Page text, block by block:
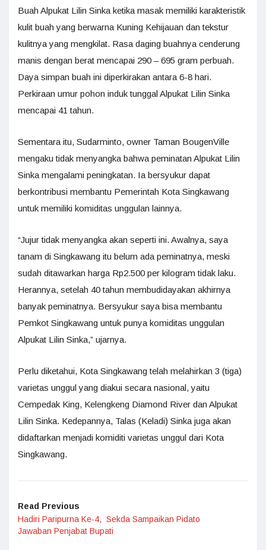
Buah Alpukat Lilin Sinka ketika masak memiliki karakteristik
kulit buah yang berwarna Kuning Kehijauan dan tekstur
kulitnya yang mengkilat. Rasa daging buahnya cenderung
manis dengan berat mencapai 290 – 695 gram perbuah.
Daya simpan buah ini diperkirakan antara 6-8 hari.
Perkiraan umur pohon induk tunggal Alpukat Lilin Sinka
mencapai 41 tahun.
Sementara itu, Sudarminto, owner Taman BougenVille
mengaku tidak menyangka bahwa peminatan Alpukat Lilin
Sinka mengalami peningkatan. Ia bersyukur dapat
berkontribusi membantu Pemerintah Kota Singkawang
untuk memiliki komiditas unggulan lainnya.
“Jujur tidak menyangka akan seperti ini. Awalnya, saya
tanam di Singkawang itu belum ada peminatnya, meski
sudah ditawarkan harga Rp2.500 per kilogram tidak laku.
Herannya, setelah 40 tahun membudidayakan akhirnya
banyak peminatnya. Bersyukur saya bisa membantu
Pemkot Singkawang untuk punya komiditas unggulan
Alpukat Lilin Sinka,” ujarnya.
Perlu diketahui, Kota Singkawang telah melahirkan 3 (tiga)
varietas unggul yang diakui secara nasional, yaitu
Cempedak King, Kelengkeng Diamond River dan Alpukat
Lilin Sinka. Kedepannya, Talas (Keladi) Sinka juga akan
didaftarkan menjadi komiditi varietas unggul dari Kota
Singkawang.
Read Previous
Hadiri Paripurna Ke-4, Sekda Sampaikan Pidato
Jawaban Penjabat Bupati